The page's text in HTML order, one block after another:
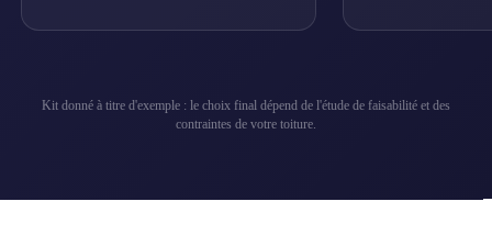
Kit donné à titre d'exemple : le choix final dépend de l'étude de faisabilité et des
contraintes de votre toiture.